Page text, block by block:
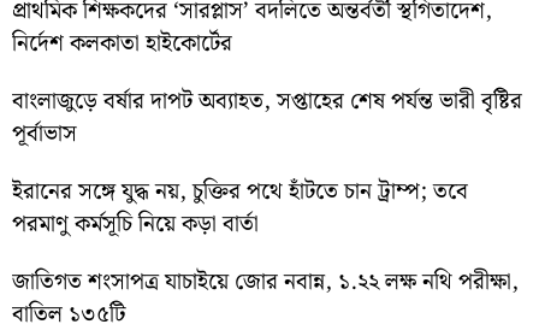
প্রাথমিক শিক্ষকদের ‘সারপ্লাস’ বদলিতে অন্তর্বর্তী স্থগিতাদেশ,
নির্দেশ কলকাতা হাইকোর্টের
বাংলাজুড়ে বর্ষার দাপট অব্যাহত, সপ্তাহের শেষ পর্যন্ত ভারী বৃষ্টির
পূর্বাভাস
ইরানের সঙ্গে যুদ্ধ নয়, চুক্তির পথে হাঁটতে চান ট্রাম্প; তবে
পরমাণু কর্মসূচি নিয়ে কড়া বার্তা
জাতিগত শংসাপত্র যাচাইয়ে জোর নবান্ন, ১.২২ লক্ষ নথি পরীক্ষা,
বাতিল ১৩৫টি